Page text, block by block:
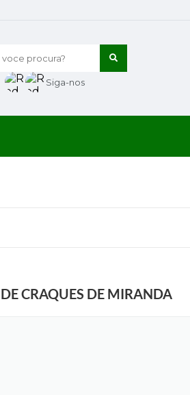
procura?
Siga-nos
CRAQUES DE MIRANDA